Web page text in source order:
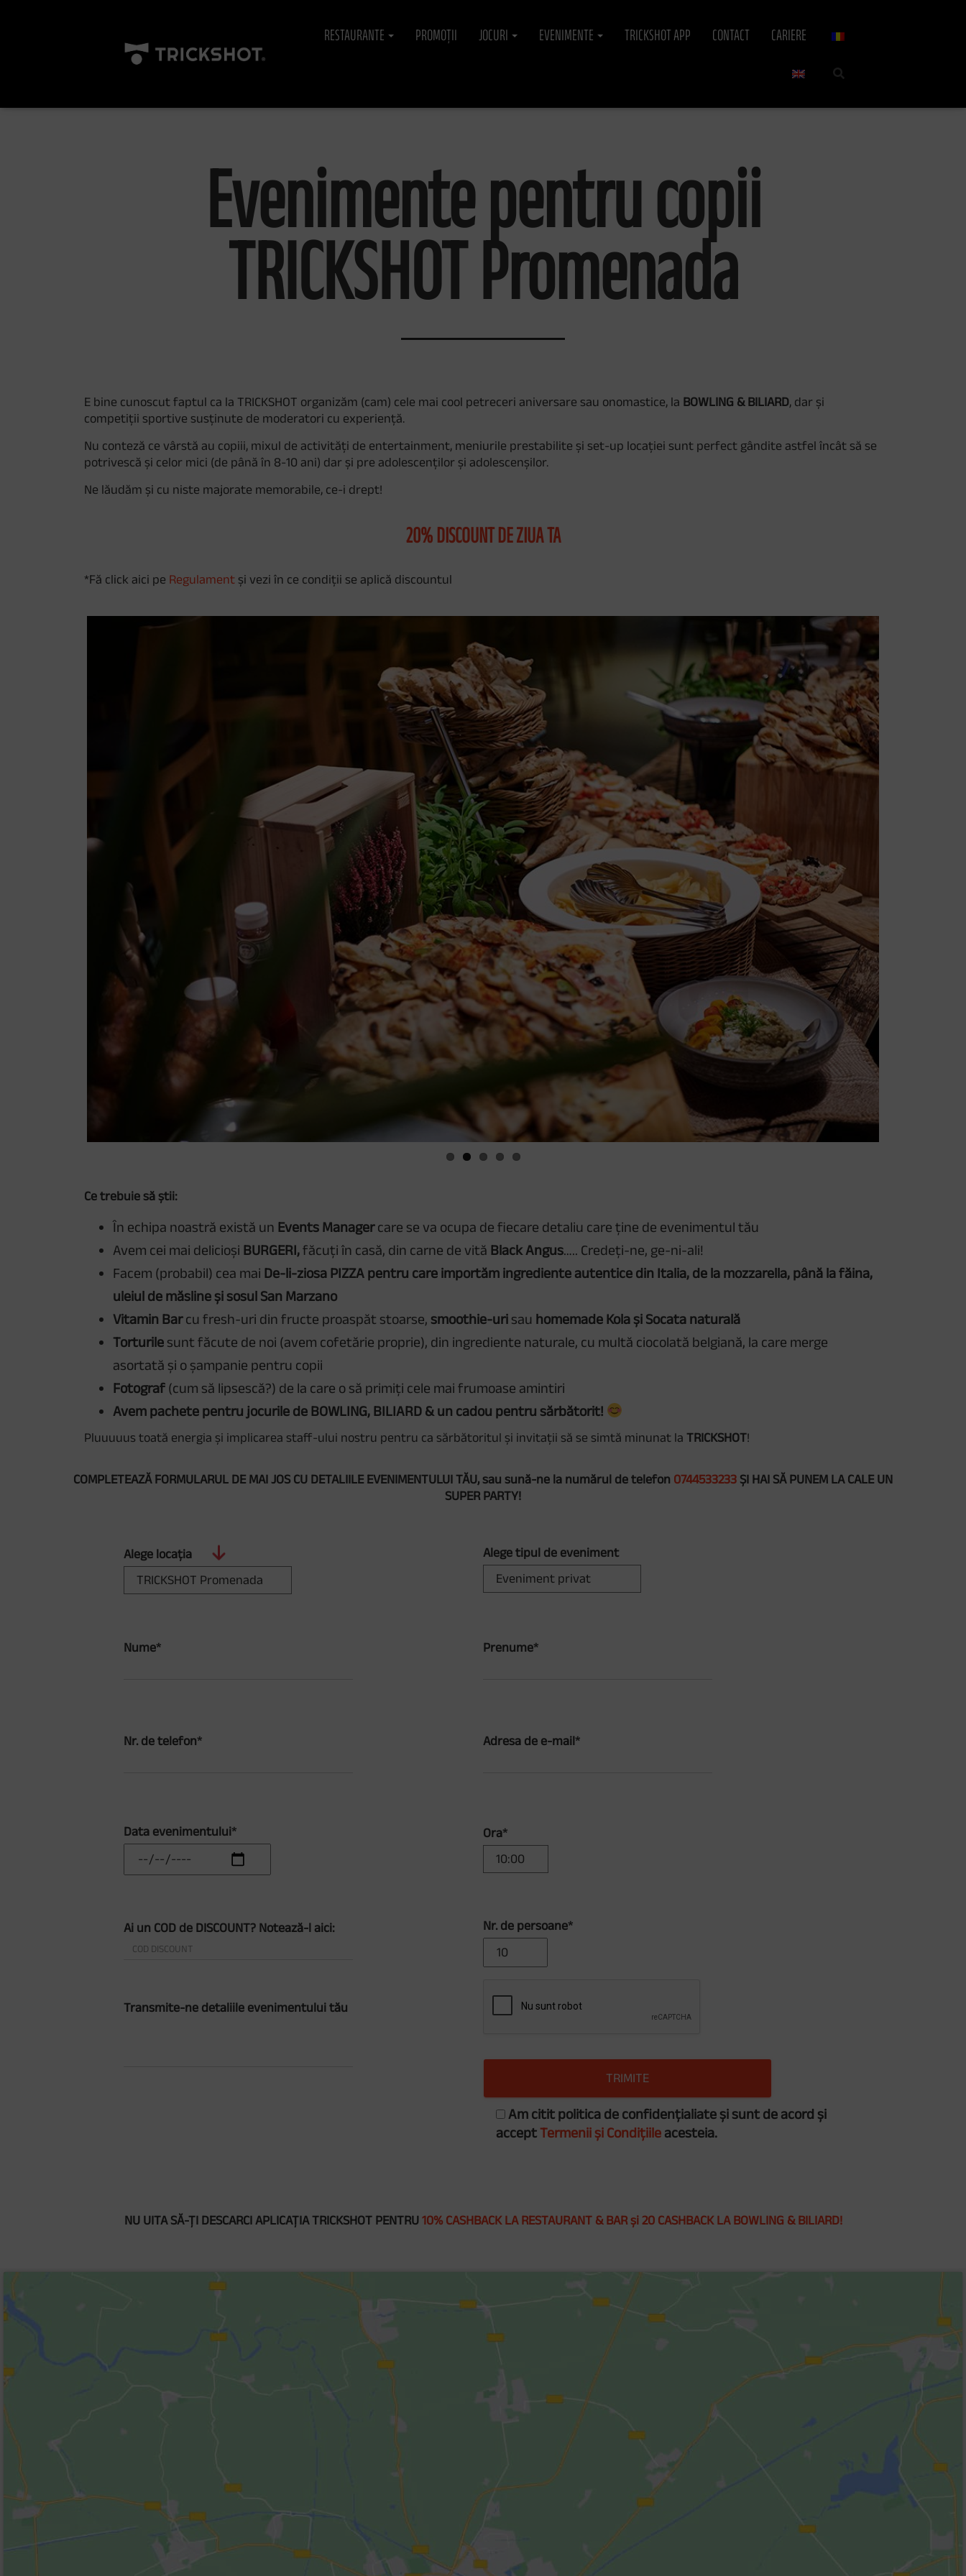
RESTAURANTE PROMOȚII JOCURI EVENIMENTE TRICKSHOT APP CONTACT CARIERE
Evenimente pentru copii
TRICKSHOT Promenada
E bine cunoscut faptul ca la TRICKSHOT organizăm (cam) cele mai cool petreceri aniversare sau onomastice, la BOWLING & BILIARD, dar și
competiții sportive susținute de moderatori cu experiență.
Nu conteză ce vârstă au copiii, mixul de activități de entertainment, meniurile prestabilite și set-up locației sunt perfect gândite astfel încât să se
potrivescă și celor mici (de până în 8-10 ani) dar și pre adolescenților și adolescenșilor.
Ne lăudăm și cu niste majorate memorabile, ce-i drept!
20% DISCOUNT DE ZIUA TA
*Fă click aici pe Regulament și vezi în ce condiții se aplică discountul
Ce trebuie să știi:
În echipa noastră există un Events Managercare se va ocupa de fiecare detaliu care ține de evenimentul tău
Avem cei mai delicioși BURGERI, făcuți în casă, din carne de vită Black Angus ….. Credeți-ne, ge-ni-ali!
Facem (probabil) cea mai De-li-ziosa PIZZA pentru care importăm ingrediente autentice din Italia, de la mozzarella, până la făina,
uleiul de măsline și sosul San Marzano
Vitamin Barcu fresh-uri din fructe proaspăt stoarse, smoothie-uri sau homemade Kola și Socata naturală
Torturile sunt făcute de noi (avem cofetărie proprie), din ingrediente naturale, cu multă ciocolată belgiană, la care merge
asortată și o șampanie pentru copii
Fotograf (cum să lipsescă?) de la care o să primiți cele mai frumoase amintiri
Avem pachete pentru jocurile de BOWLING, BILIARD & un cadou pentru sărbătorit!
Pluuuuus toată energia și implicarea staff-ului nostru pentru ca sărbătoritul și invitații să se simtă minunat la TRICKSHOT!
COMPLETEAZĂ FORMULARUL DE MAI JOS CU DETALIILE EVENIMENTULUI TĂU, sau sună-ne la numărul de telefon 0744533233 ȘI HAI SĂ PUNEM LA CALE UN
SUPER PARTY!
Alege locația Alege tipul de eveniment
Nume* Prenume*
Nr. de telefon* Adresa de e-mail*
Data evenimentului* Ora*
Ai un COD de DISCOUNT? Notează-l aici: Nr. de persoane*
Transmite-ne detaliile evenimentului tău
Am citit politica de confidențialiate și sunt de acord și
accept Termenii și Condițiile acesteia.
NU UITA SĂ-ȚI DESCARCI APLICAȚIA TRICKSHOT PENTRU 10% CASHBACK LA RESTAURANT & BAR și 20 CASHBACK LA BOWLING & BILIARD!